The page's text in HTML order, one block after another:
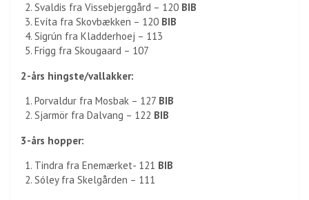
Svaldis fra Vissebjerggård – 120 BIB
Evíta fra Skovbækken – 120 BIB
Sigrún fra Kladderhoej – 113
Frigg fra Skougaard – 107
2-års hingste/vallakker:
Porvaldur fra Mosbak – 127 BIB
Sjarmör fra Dalvang – 122 BIB
3-års hopper:
Tindra fra Enemærket- 121 BIB
Sóley fra Skelgården – 111